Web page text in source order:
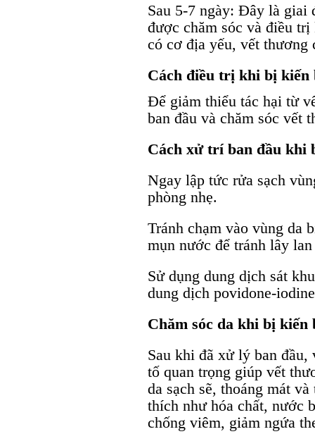
Sau 5-7 ngày: Đây là giai
được chăm sóc và điều
có cơ địa yếu, vết thương
Cách điều trị khi bị kiến
Để giảm thiểu tác hại từ
ban đầu và chăm sóc vết
Cách xử trí ban đầu khi
Ngay lập tức rửa sạch
phòng nhẹ.
Tránh chạm vào vùng da
mụn nước để tránh lây
Sử dụng dung dịch sát
dung dịch povidone-
Chăm sóc da khi bị kiến
Sau khi đã xử lý ban đầu,
tố quan trọng giúp vết
da sạch sẽ, thoáng mát
thích như hóa chất, nước
chống viêm, giảm ngứa